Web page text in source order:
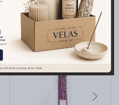
pueden interesar